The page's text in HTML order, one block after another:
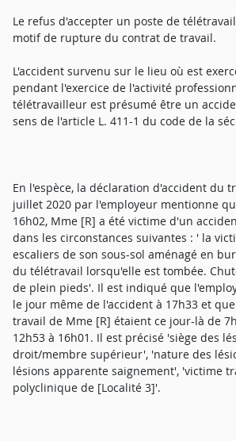
Le refus d'accepter un poste de
motif de rupture du contrat de travail.
L'accident survenu sur le lieu où est
pendant l'exercice de l'activité
télétravailleur est présumé être un
sens de l'article L. 411-1 du code de la
En l'espèce, la déclaration d'accident du
juillet 2020 par l'employeur mentionne
16h02, Mme [R] a été victime d'un
dans les circonstances suivantes : ' la
escaliers de son sous-sol aménagé en
du télétravail lorsqu'elle est tombée.
de plein pieds'. Il est indiqué que
le jour même de l'accident à 17h33 et
travail de Mme [R] étaient ce jour-là de
12h53 à 16h01. Il est précisé 'siège des
droit/membre supérieur', 'nature des
lésions apparente saignement', 'victime
polyclinique de [Localité 3]'.